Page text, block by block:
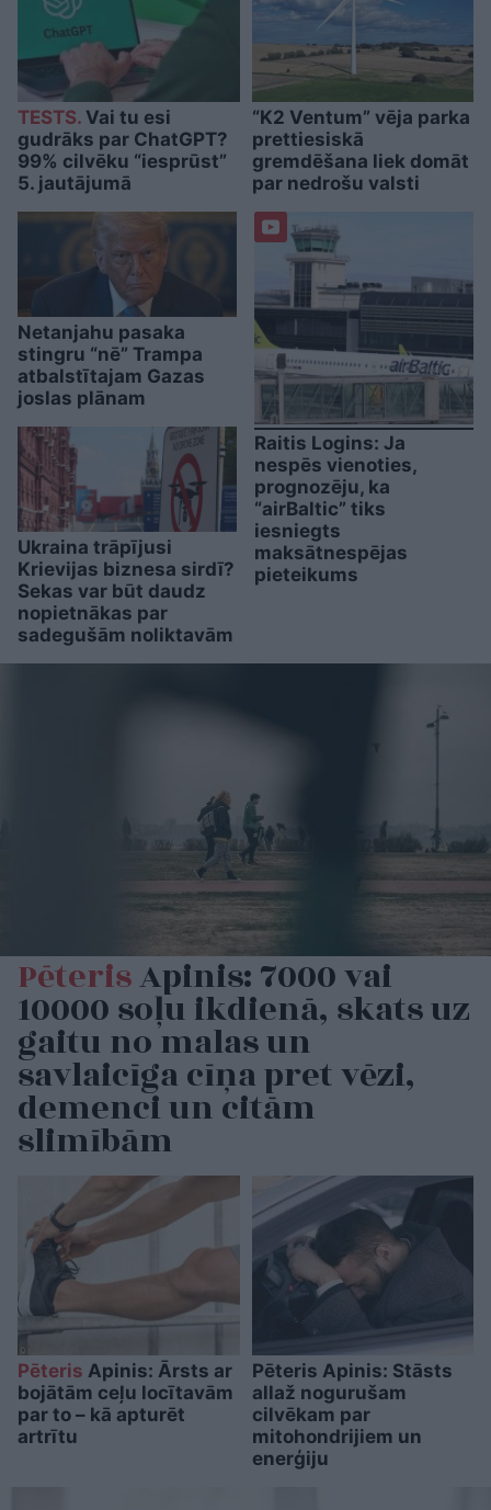
TESTS. Vai tu esi
gudrāks par ChatGPT?
99% cilvēku “iesprūst”
5. jautājumā
“K2 Ventum” vēja parka
prettiesiskā
gremdēšana liek domāt
par nedrošu valsti
Netanjahu pasaka
stingru “nē” Trampa
atbalstītajam Gazas
joslas plānam
Ukraina trāpījusi
Krievijas biznesa sirdī?
Sekas var būt daudz
nopietnākas par
sadegušām noliktavām
Raitis Logins: Ja
nespēs vienoties,
prognozēju, ka
“airBaltic” tiks
iesniegts
maksātnespējas
pieteikums
PēterisApinis: 7000 vai
10000 soļu ikdienā, skats uz
gaitu no malas un
savlaicīga cīņa pret vēzi,
demenci un citām
slimībām
Pēteris Apinis: Ārsts ar
bojātām ceļu locītavām
par to – kā apturēt
artrītu
Pēteris Apinis: Stāsts
allaž nogurušam
cilvēkam par
mitohondrijiem un
enerģiju